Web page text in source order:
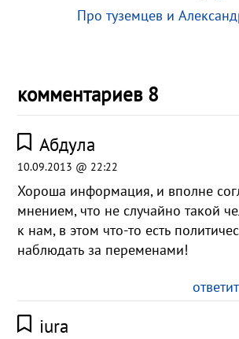
Про туземцев и
комментариев 8
Абдула
10.09.2013 @ 22:22
Хороша информация, и вполне
мнением, что не случайно такой
к нам, в этом что-то есть
наблюдать за переменами!
iura